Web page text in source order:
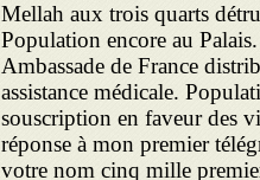
Mellah aux trois quarts
Population encore au
Ambassade de France
assistance médicale.
souscription en faveur des
réponse à mon premier
votre nom cinq mille